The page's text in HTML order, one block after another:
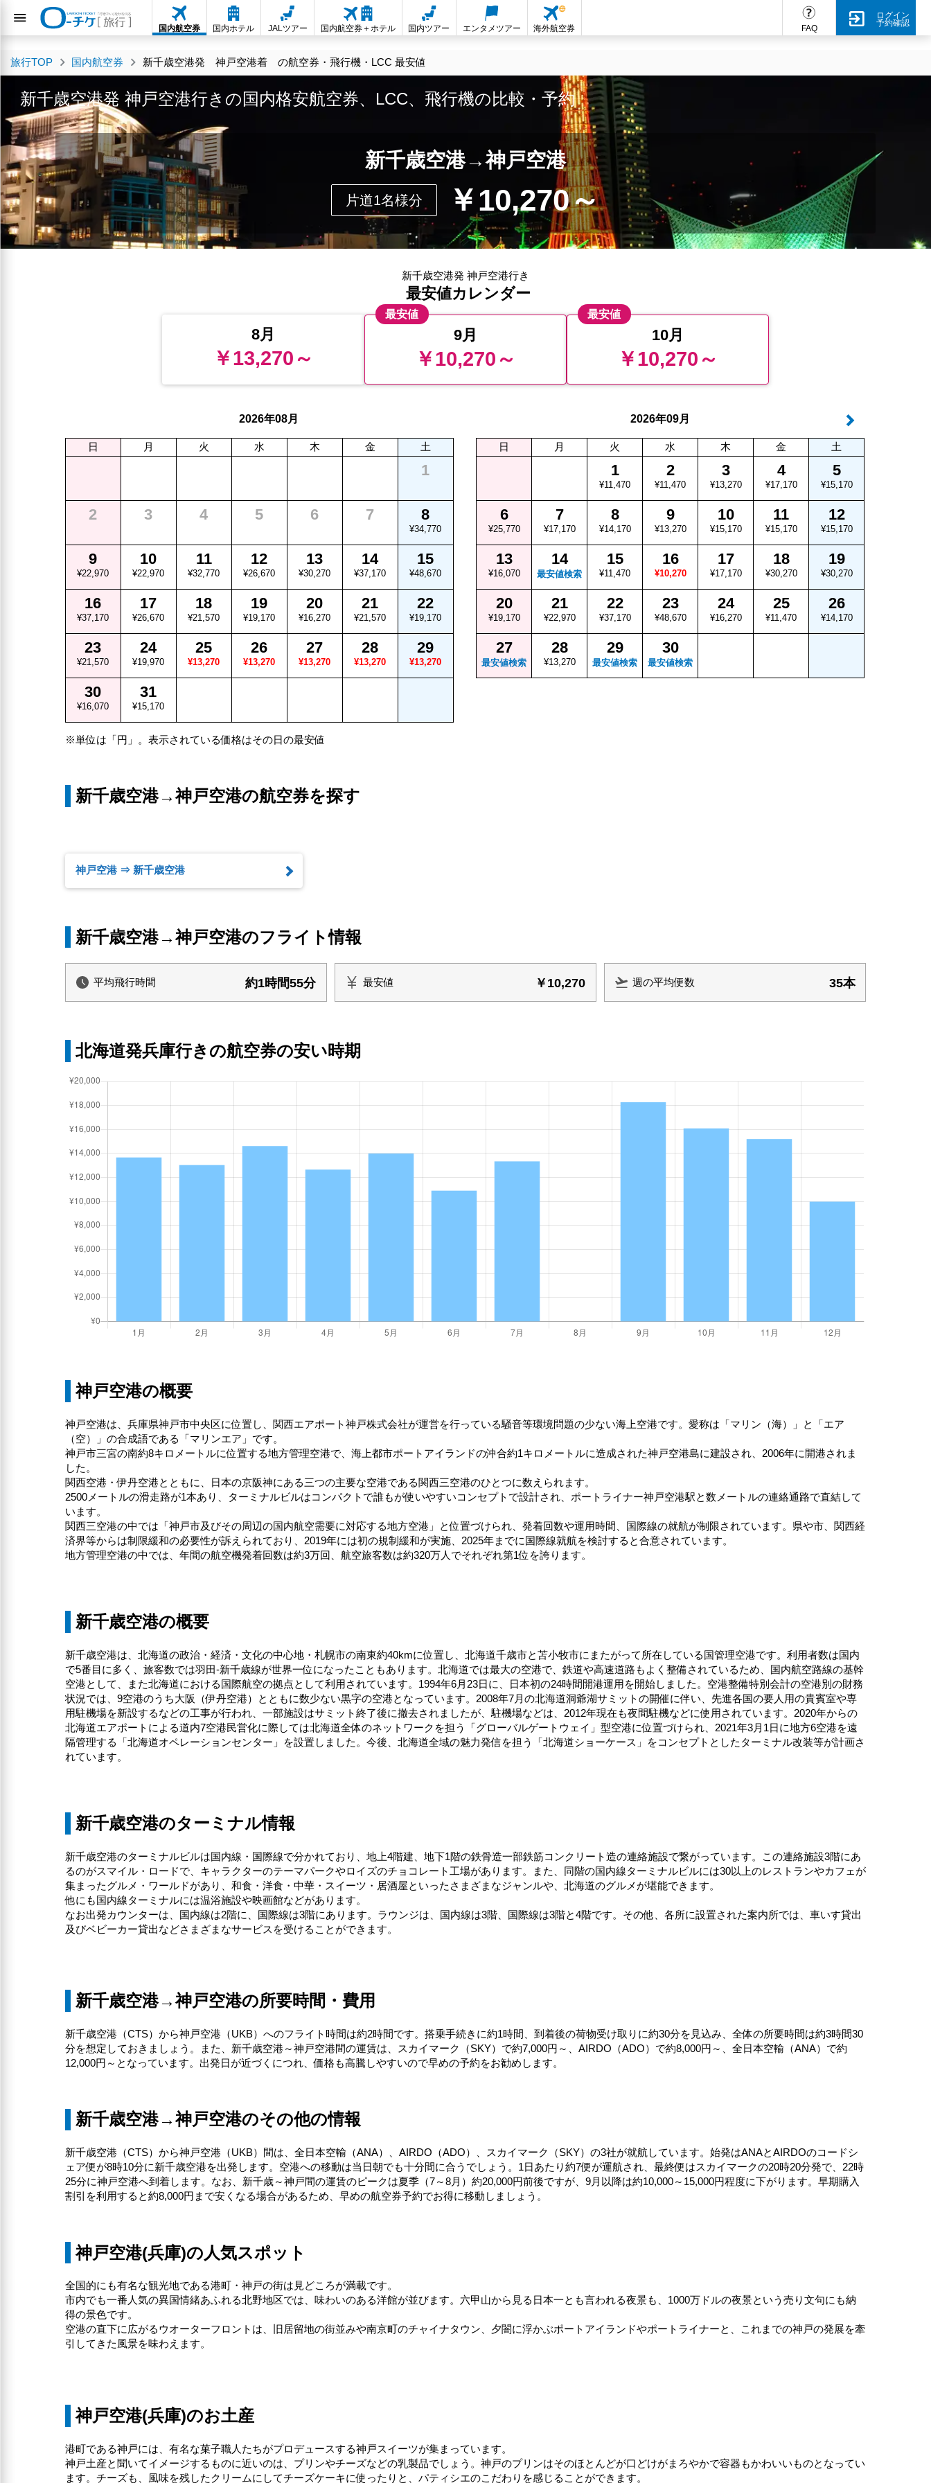
FAQ
ログイン
予約確認
国内航空券 国内ホテル JALツアー 国内航空券＋ホテル 国内ツアー エンタメツアー 海外航空券
旅行TOP 国内航空券 新千歳空港発 神戸空港着 の航空券・飛行機・LCC 最安値
新千歳空港発 神戸空港行きの国内格安航空券、LCC、飛行機の比較・予約
新千歳空港→神戸空港
片道1名様分 ￥10,270～
新千歳空港発 神戸空港行き
最安値カレンダー
8月
￥13,270～
最安値
9月
￥10,270～
最安値
10月
￥10,270～
2026年08月
日 月 火 水 木 金 土
1
2 3 4 5 6 7 8
¥34,770
9
¥22,970
10
¥22,970
11
¥32,770
12
¥26,670
13
¥30,270
14
¥37,170
15
¥48,670
16
¥37,170
17
¥26,670
18
¥21,570
19
¥19,170
20
¥16,270
21
¥21,570
22
¥19,170
23
¥21,570
24
¥19,970
25
¥13,270
26
¥13,270
27
¥13,270
28
¥13,270
29
¥13,270
30
¥16,070
31
¥15,170
2026年09月
日 月 火 水 木 金 土
1
¥11,470
2
¥11,470
3
¥13,270
4
¥17,170
5
¥15,170
6
¥25,770
7
¥17,170
8
¥14,170
9
¥13,270
10
¥15,170
11
¥15,170
12
¥15,170
13
¥16,070
14
最安値検索
15
¥11,470
16
¥10,270
17
¥17,170
18
¥30,270
19
¥30,270
20
¥19,170
21
¥22,970
22
¥37,170
23
¥48,670
24
¥16,270
25
¥11,470
26
¥14,170
27
最安値検索
28
¥13,270
29
最安値検索
30
最安値検索
※単位は「円」。表示されている価格はその日の最安値
新千歳空港→神戸空港の航空券を探す
神戸空港 ⇒ 新千歳空港
新千歳空港→神戸空港のフライト情報
平均飛行時間 約1時間55分 最安値 ￥10,270 週の平均便数 35本
北海道発兵庫行きの航空券の安い時期
神戸空港の概要
神戸空港は、兵庫県神戸市中央区に位置し、関西エアポート神戸株式会社が運営を行っている騒音等環境問題の少ない海上空港です。愛称は「マリン（海）」と「エア
（空）」の合成語である「マリンエア」です。
神戸市三宮の南約8キロメートルに位置する地方管理空港で、海上都市ポートアイランドの沖合約1キロメートルに造成された神戸空港島に建設され、2006年に開港されま
した。
関西空港・伊丹空港とともに、日本の京阪神にある三つの主要な空港である関西三空港のひとつに数えられます。
2500メートルの滑走路が1本あり、ターミナルビルはコンパクトで誰もが使いやすいコンセプトで設計され、ポートライナー神戸空港駅と数メートルの連絡通路で直結して
います。
関西三空港の中では「神戸市及びその周辺の国内航空需要に対応する地方空港」と位置づけられ、発着回数や運用時間、国際線の就航が制限されています。県や市、関西経
済界等からは制限緩和の必要性が訴えられており、2019年には初の規制緩和が実施、2025年までに国際線就航を検討すると合意されています。
地方管理空港の中では、年間の航空機発着回数は約3万回、航空旅客数は約320万人でそれぞれ第1位を誇ります。
新千歳空港の概要
新千歳空港は、北海道の政治・経済・文化の中心地・札幌市の南東約40kmに位置し、北海道千歳市と苫小牧市にまたがって所在している国管理空港です。利用者数は国内
で5番目に多く、旅客数では羽田-新千歳線が世界一位になったこともあります。北海道では最大の空港で、鉄道や高速道路もよく整備されているため、国内航空路線の基幹
空港として、また北海道における国際航空の拠点として利用されています。1994年6月23日に、日本初の24時間開港運用を開始しました。空港整備特別会計の空港別の財務
状況では、9空港のうち大阪（伊丹空港）とともに数少ない黒字の空港となっています。2008年7月の北海道洞爺湖サミットの開催に伴い、先進各国の要人用の貴賓室や専
用駐機場を新設するなどの工事が行われ、一部施設はサミット終了後に撤去されましたが、駐機場などは、2012年現在も夜間駐機などに使用されています。2020年からの
北海道エアポートによる道内7空港民営化に際しては北海道全体のネットワークを担う「グローバルゲートウェイ」型空港に位置づけられ、2021年3月1日に地方6空港を遠
隔管理する「北海道オペレーションセンター」を設置しました。今後、北海道全域の魅力発信を担う「北海道ショーケース」をコンセプトとしたターミナル改装等が計画さ
れています。
新千歳空港のターミナル情報
新千歳空港のターミナルビルは国内線・国際線で分かれており、地上4階建、地下1階の鉄骨造一部鉄筋コンクリート造の連絡施設で繋がっています。この連絡施設3階にあ
るのがスマイル・ロードで、キャラクターのテーマパークやロイズのチョコレート工場があります。また、同階の国内線ターミナルビルには30以上のレストランやカフェが
集まったグルメ・ワールドがあり、和食・洋食・中華・スイーツ・居酒屋といったさまざまなジャンルや、北海道のグルメが堪能できます。
他にも国内線ターミナルには温浴施設や映画館などがあります。
なお出発カウンターは、国内線は2階に、国際線は3階にあります。ラウンジは、国内線は3階、国際線は3階と4階です。その他、各所に設置された案内所では、車いす貸出
及びベビーカー貸出などさまざまなサービスを受けることができます。
新千歳空港→神戸空港の所要時間・費用
新千歳空港（CTS）から神戸空港（UKB）へのフライト時間は約2時間です。搭乗手続きに約1時間、到着後の荷物受け取りに約30分を見込み、全体の所要時間は約3時間30
分を想定しておきましょう。また、新千歳空港～神戸空港間の運賃は、スカイマーク（SKY）で約7,000円～、AIRDO（ADO）で約8,000円～、全日本空輸（ANA）で約
12,000円～となっています。出発日が近づくにつれ、価格も高騰しやすいので早めの予約をお勧めします。
新千歳空港→神戸空港のその他の情報
新千歳空港（CTS）から神戸空港（UKB）間は、全日本空輸（ANA）、AIRDO（ADO）、スカイマーク（SKY）の3社が就航しています。始発はANAとAIRDOのコードシ
ェア便が8時10分に新千歳空港を出発します。空港への移動は当日朝でも十分間に合うでしょう。1日あたり約7便が運航され、最終便はスカイマークの20時20分発で、22時
25分に神戸空港へ到着します。なお、新千歳～神戸間の運賃のピークは夏季（7～8月）約20,000円前後ですが、9月以降は約10,000～15,000円程度に下がります。早期購入
割引を利用すると約8,000円まで安くなる場合があるため、早めの航空券予約でお得に移動しましょう。
神戸空港(兵庫)の人気スポット
全国的にも有名な観光地である港町・神戸の街は見どころが満載です。
市内でも一番人気の異国情緒あふれる北野地区では、味わいのある洋館が並びます。六甲山から見る日本一とも言われる夜景も、1000万ドルの夜景という売り文句にも納
得の景色です。
空港の直下に広がるウオーターフロントは、旧居留地の街並みや南京町のチャイナタウン、夕闇に浮かぶポートアイランドやポートライナーと、これまでの神戸の発展を牽
引してきた風景を味わえます。
神戸空港(兵庫)のお土産
港町である神戸には、有名な菓子職人たちがプロデュースする神戸スイーツが集まっています。
神戸土産と聞いてイメージするものに近いのは、プリンやチーズなどの乳製品でしょう。神戸のプリンはそのほとんどが口どけがまろやかで容器もかわいいものとなってい
ます。チーズも、風味を残したクリームにしてチーズケーキに使ったりと、パティシエのこだわりを感じることができます。